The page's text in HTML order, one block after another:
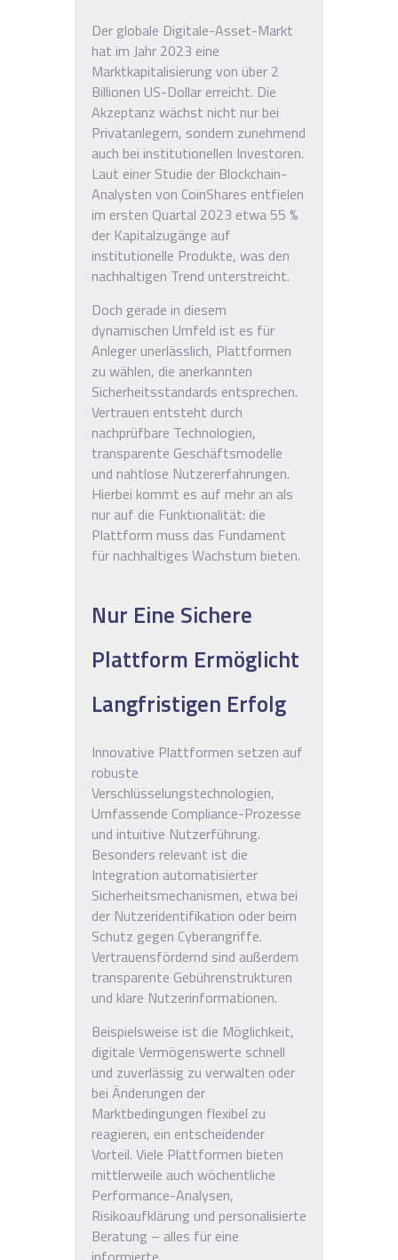
Der globale Digitale-Asset-Markt
hat im Jahr 2023 eine
Marktkapitalisierung von über 2
Billionen US-Dollar erreicht. Die
Akzeptanz wächst nicht nur bei
Privatanlegern, sondern zunehmend
auch bei institutionellen Investoren.
Laut einer Studie der Blockchain-
Analysten von CoinShares entfielen
im ersten Quartal 2023 etwa 55 %
der Kapitalzugänge auf
institutionelle Produkte, was den
nachhaltigen Trend unterstreicht.
Doch gerade in diesem
dynamischen Umfeld ist es für
Anleger unerlässlich, Plattformen
zu wählen, die anerkannten
Sicherheitsstandards entsprechen.
Vertrauen entsteht durch
nachprüfbare Technologien,
transparente Geschäftsmodelle
und nahtlose Nutzererfahrungen.
Hierbei kommt es auf mehr an als
nur auf die Funktionalität: die
Plattform muss das Fundament
für nachhaltiges Wachstum bieten.
Nur Eine Sichere
Plattform Ermöglicht
Langfristigen Erfolg
Innovative Plattformen setzen auf
robuste
Verschlüsselungstechnologien,
Umfassende Compliance-Prozesse
und intuitive Nutzerführung.
Besonders relevant ist die
Integration automatisierter
Sicherheitsmechanismen, etwa bei
der Nutzeridentifikation oder beim
Schutz gegen Cyberangriffe.
Vertrauensfördernd sind außerdem
transparente Gebührenstrukturen
und klare Nutzerinformationen.
Beispielsweise ist die Möglichkeit,
digitale Vermögenswerte schnell
und zuverlässig zu verwalten oder
bei Änderungen der
Marktbedingungen flexibel zu
reagieren, ein entscheidender
Vorteil. Viele Plattformen bieten
mittlerweile auch wöchentliche
Performance-Analysen,
Risikoaufklärung und personalisierte
Beratung – alles für eine